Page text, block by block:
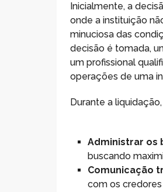
Inicialmente, a
onde a instituição
minuciosa das
decisão é tomada,
um profissional
operações de uma
Durante a
Administrar os
buscando
Comunicação
com os